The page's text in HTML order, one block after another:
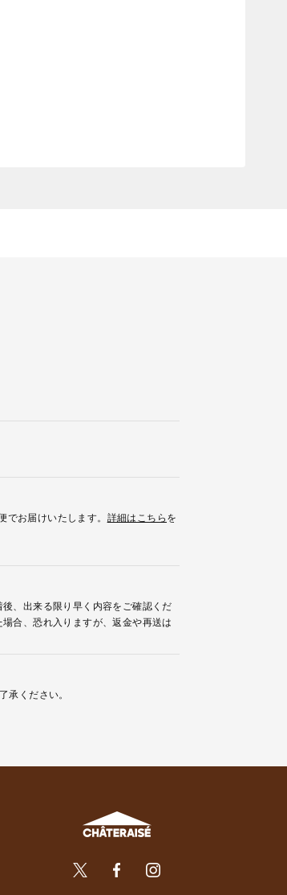
お届けいたします。 詳細はこちらを
、出来る限り早く内容をご確認くだ
合、恐れ入りますが、返金や再送は
ください。